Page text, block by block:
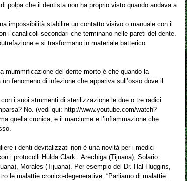
polpa che il dentista non ha proprio visto quando andava a
impossibilità stabilire un contatto visivo o manuale con il
i canalicoli secondari che terminano nelle pareti del dente.
e si trasformano in materiale batterico
mummificazione del dente morto è che quando la
fenomeno di infezione che appariva sull’osso dove il
i suoi strumenti di sterilizzazione le due o tre radici
No. (vedi qui: http://www.youtube.com/watch?
quella cronica, e il marciume e l’infiammazione che
i denti devitalizzati non è una novità per i medici
i protocolli Hulda Clark : Arechiga (Tijuana), Solario
Morales (Tijuana). Per esempio del Dr. Hal Huggins,
le malattie cronico-degenerative: “Parliamo di malattie